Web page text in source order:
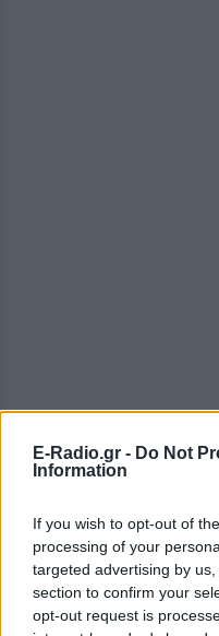
E-Radio.gr - Do Not
Information
If you wish to opt-out of
processing of your
targeted advertising by
section to confirm your
opt-out request is
ΣΤΗΝ ΙΔΙΑ